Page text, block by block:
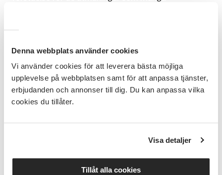
Denna webbplats använder cookies
Vi använder cookies för att leverera bästa möjliga
upplevelse på webbplatsen samt för att anpassa tjänster,
erbjudanden och annonser till dig. Du kan anpassa vilka
cookies du tillåter.
Visa detaljer
Tillåt alla cookies
behöva kämpa hårdare än många andra för att nå
föreningslivets gräsrotsnivå tog han sig hela vägen
till ungdoms-, junior- och seniorlandslaget. Han
representerade Sverige på de största internationella
arenorna – OS, VM och EM – och visade att bakgrund
unga människor att förverkliga sina drömmar. Han är
även friidrottsexpert på SVT där han delar med sig av
sin kunskap och passion till hela svenska folket.